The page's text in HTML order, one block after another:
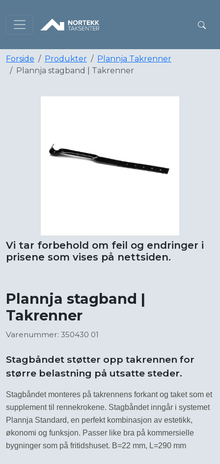
Forside Produkter
Plannja Takrenner
Plannja stagband | Takrenner
Vi tar forbehold om feil og endringer i
prisene som vises på nettsiden.
Plannja stagband |
Takrenner
Varenummer: 350430 01
Stagbåndet støtter opp takrennen for
større belastning på utsatte steder.
Stagbåndet monteres på takrennens forkant og taket som et
supplement til rennekrokene. Stagbåndet inngår i systemet
Plannja Standard, en perfekt kombinasjon av estetikk,
økonomi og funksjon. Passer like bra på kommersielle
bygninger som på fritidshuset. B=22 mm, L=290 mm